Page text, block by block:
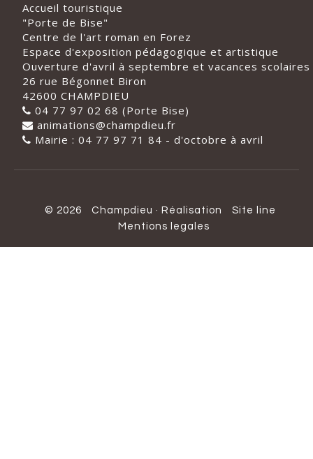
Accueil touristique
"Porte de Bise"
Centre de l'art roman en Forez
Espace d'exposition pédagogique et artistique
Ouverture d'avril à septembre et vacances scolaires
26 rue Bégonnet Biron
42600 CHAMPDIEU
04 77 97 02 68 (Porte Bise)
animations@champdieu.fr
Mairie : 04 77 97 71 84 - d'octobre à avril
© 2026 Champdieu · Réalisation
Site line
Mentions legales